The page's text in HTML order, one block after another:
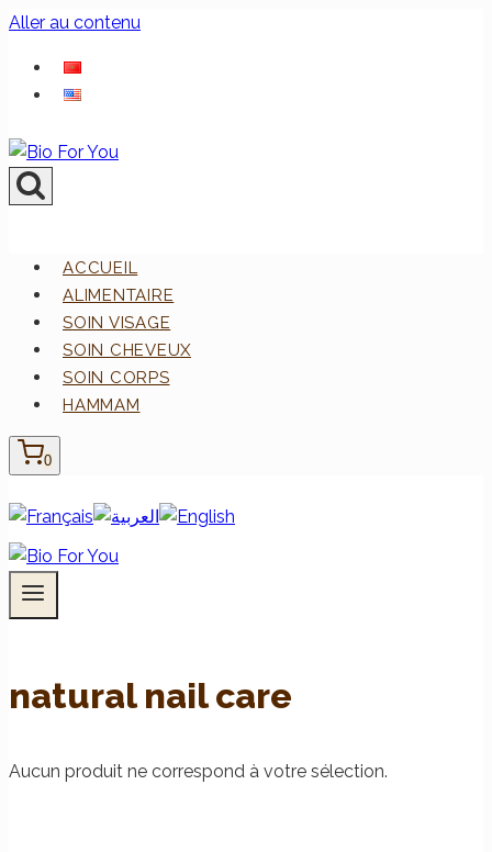
Aller au contenu
ACCUEIL
ALIMENTAIRE
SOIN VISAGE
SOIN CHEVEUX
SOIN CORPS
HAMMAM
0
natural nail care
Aucun produit ne correspond à votre sélection.